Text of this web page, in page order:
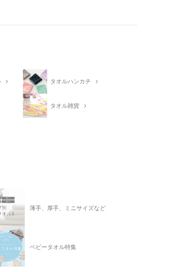
タオルハンカチ
タオル雑貨
薄手、厚手、ミニサイズなど
ベビータオル特集